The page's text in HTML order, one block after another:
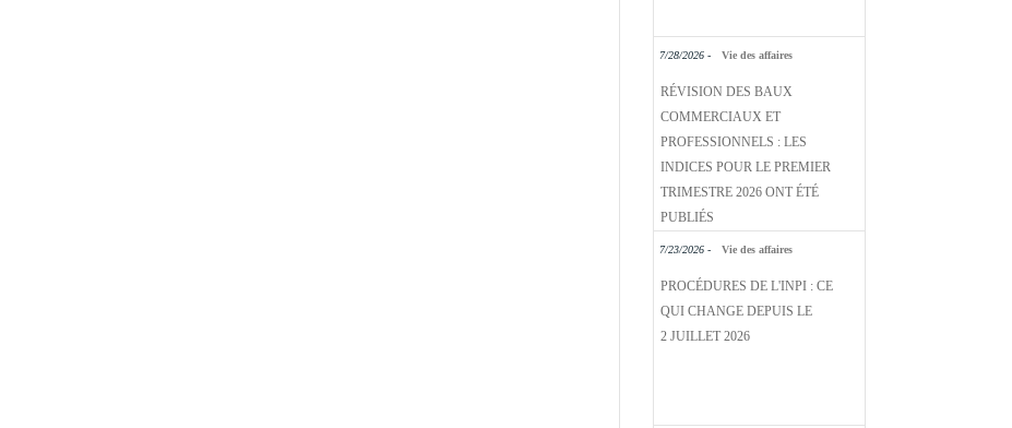
7/28/2026 - Vie des affaires
RÉVISION DES BAUX
COMMERCIAUX ET
PROFESSIONNELS : LES
INDICES POUR LE PREMIER
TRIMESTRE 2026 ONT ÉTÉ
PUBLIÉS
7/23/2026 - Vie des affaires
PROCÉDURES DE L'INPI : CE
QUI CHANGE DEPUIS LE
2 JUILLET 2026